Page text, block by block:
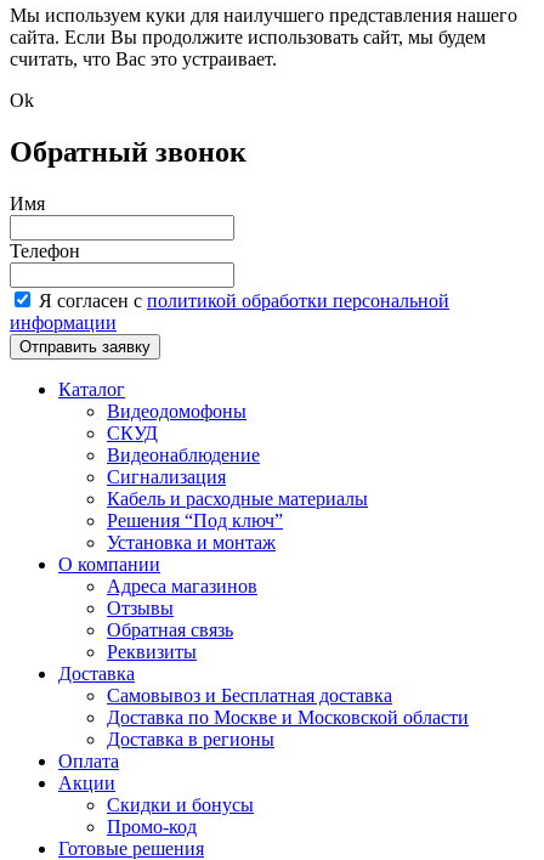
Мы используем куки для наилучшего представления нашего
сайта. Если Вы продолжите использовать сайт, мы будем
считать, что Вас это устраивает.
Ok
Обратный звонок
Имя
Телефон
Я согласен с политикой обработки персональной
информации
Каталог
Видеодомофоны
СКУД
Видеонаблюдение
Сигнализация
Кабель и расходные материалы
Решения “Под ключ”
Установка и монтаж
О компании
Адреса магазинов
Отзывы
Обратная связь
Реквизиты
Доставка
Самовывоз и Бесплатная доставка
Доставка по Москве и Московской области
Доставка в регионы
Оплата
Акции
Скидки и бонусы
Промо-код
Готовые решения